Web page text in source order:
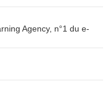
Agency, n°1 du e-